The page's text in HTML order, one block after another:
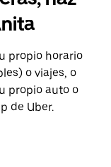
propio horario
o viajes, o
propio auto o
de Uber.